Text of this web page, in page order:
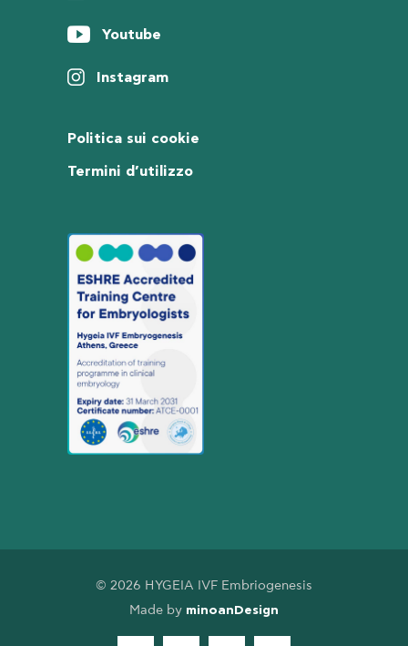
Youtube
Instagram
Politica sui cookie
Termini d’utilizzo
© 2026 HYGEIA IVF Embriogenesis
Made by minoanDesign